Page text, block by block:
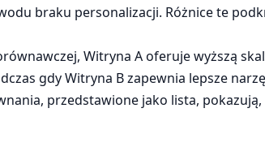
braku personalizacji. Różnice te
Witryna A oferuje wyższą
gdy Witryna B zapewnia lepsze
przedstawione jako lista,